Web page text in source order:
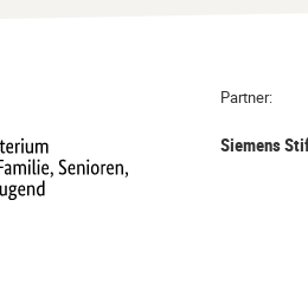
Partner:
Siemens